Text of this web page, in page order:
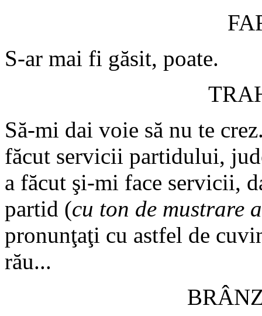
S-ar mai fi găsit, poate.
Să-mi dai voie să nu te
făcut servicii partidului,
a făcut şi-mi face servicii,
partid (cu ton de mustrare
pronunţaţi cu astfel de
rău...